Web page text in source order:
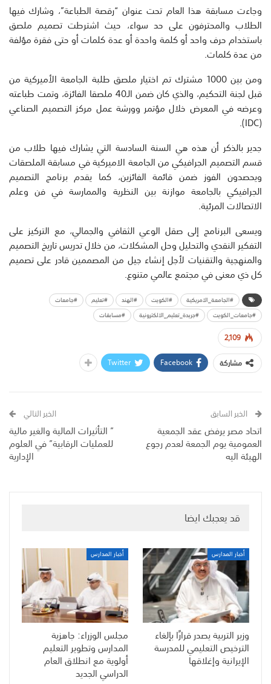
وجاءت مسابقة هذا العام تحت عنوان “رقصة الطباعة”، وشارك فيها
الطلاب والمحترفون على حد سواء، حيث اشترطت تصميم ملصق
باستخدام حرف واحد أو كلمة واحدة أو عدة كلمات أو حتى فقرة مؤلفة
من عدة كلمات.
ومن بين 1000 مشترك تم اختيار ملصق طلبة الجامعة الأميركية من
قبل لجنة التحكيم، والذي كان ضمن الـ40 ملصقا الفائزة، وتمت طباعته
وعرضه في المعرض خلال مؤتمر وورشة عمل مركز التصميم الصناعي
(IDC).
جدير بالذكر أن هذه هي السنة السادسة التي يشارك فيها طلاب من
قسم التصميم الجرافيكي من الجامعة الاميركية في مسابقة الملصقات
ويحصدون الفوز ضمن قائمة الفائزين، كما يقدم برنامج التصميم
الجرافيكي بالجامعة موازنة بين النظرية والممارسة في فن وعلم
الاتصالات المرئية.
ويسعى البرنامج إلى صقل الوعي الثقافي والجمالي، مع التركيز على
التفكير النقدي والتحليل وحل المشكلات، من خلال تدريس تاريخ التصميم
والمنهجية والتقنيات لأجل إنشاء جيل من المصممين قادر على تصميم
كل ذي معنى في مجتمع عالمي متنوع.
#الجامعة_الامريكية #الكويت #الهند #تعليم
#جامعات
#جامعات_الكويت
#جريدة_تعليم_الالكترونية #مسابقات
2,109
مشاركة
Facebook
Twitter
الخبر السابق
اتحاد مصر يرفض عقد الجمعية
العمومية يوم الجمعة لعدم رجوع
الهيئة اليه
الخبر التالي
” التأثيرات المالية والغير مالية
للعمليات الرقابية” في العلوم
الإدارية
قد يعجبك ايضا
أخبار المدارس
وزير التربية يصدر قرارًا بإلغاء
الترخيص التعليمي للمدرسة
الإيرانية وإغلاقها
أخبار المدارس
مجلس الوزراء: جاهزية
المدارس وتطوير التعليم
أولوية مع انطلاق العام
الدراسي الجديد